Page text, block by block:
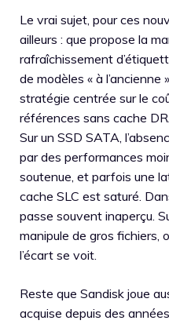
Le vrai sujet, pour ces
ailleurs : que propose la
rafraîchissement
de modèles « à l’ancienne
stratégie centrée sur le
références sans cache
Sur un SSD SATA,
par des performances
soutenue, et parfois une
cache SLC est saturé.
passe souvent inaperçu.
manipule de gros fichiers,
l’écart se voit.
Reste que Sandisk joue
acquise depuis des